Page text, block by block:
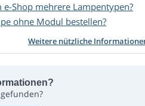
Shop mehrere Lampentypen?
ohne Modul bestellen?
Weitere nützliche